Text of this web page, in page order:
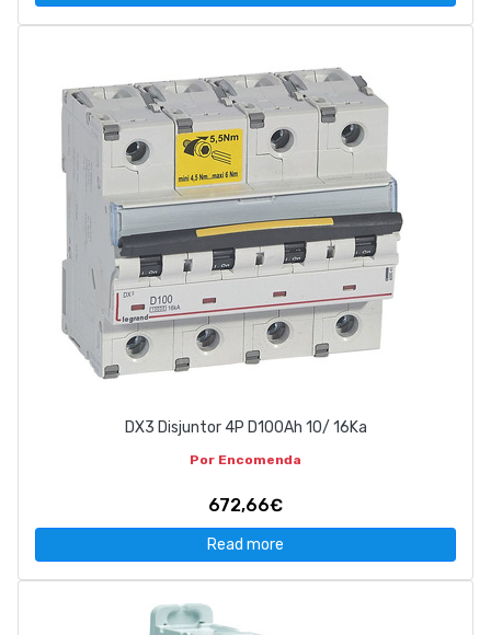
DX3 Disjuntor 4P D100Ah 10/ 16Ka
Por Encomenda
672,66€
Read more